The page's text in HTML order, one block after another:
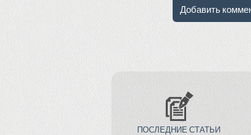
ПОСЛЕДНИЕ СТАТЬИ